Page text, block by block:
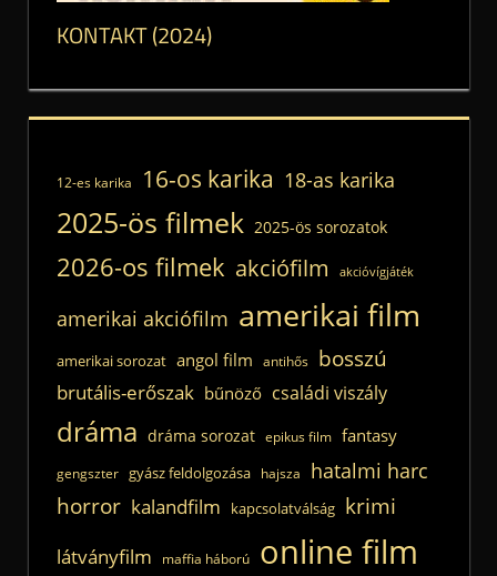
KONTAKT (2024)
12-es karika 16-os karika 18-as karika
2025-ös filmek 2025-ös sorozatok
2026-os filmek akciófilm akcióvígjáték
amerikai akciófilm amerikai film
amerikai sorozat angol film antihős bosszú
brutális-erőszak bűnöző családi viszály
dráma dráma sorozat epikus film fantasy
gengszter gyász feldolgozása hajsza hatalmi harc
horror kalandfilm kapcsolatválság krimi
látványfilm maffia háború online film